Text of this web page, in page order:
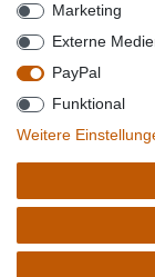
*Alle Preise verstehen
innerhalb
Schaltfäche mit den
handelt es sich um die
Copyright
Marketing
Externe
PayPal
Funktional
Weitere